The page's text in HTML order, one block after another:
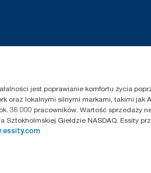
jest poprawianie komfortu życia
oraz lokalnymi silnymi markami, takimi jak
36 000 pracowników. Wartość sprzedaży
Giełdzie NASDAQ. Essity